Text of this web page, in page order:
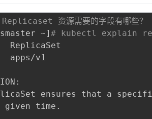
Replicaset 资源需要的字段有哪些？
~]# kubectl explain
ReplicaSet
apps/v1
ensures that a
given time.